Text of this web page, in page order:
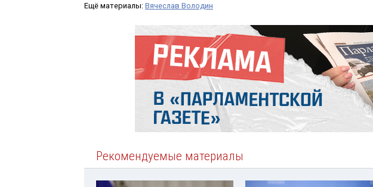
Ещё материалы: Вячеслав Володин
Рекомендуемые материалы